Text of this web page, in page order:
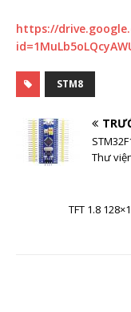
https://
STM8
Thư
TFT 1.8